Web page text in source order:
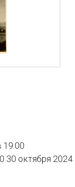
19:00
30 октября 2024